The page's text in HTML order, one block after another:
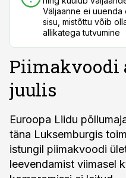
Väljaanne ei
sisu, mistõttu võib
allikatega tutvumine
Piimakvoodi
juulis
Euroopa Liidu
täna Luksemburgis
istungil piimakvoodi
leevendamist viimasel